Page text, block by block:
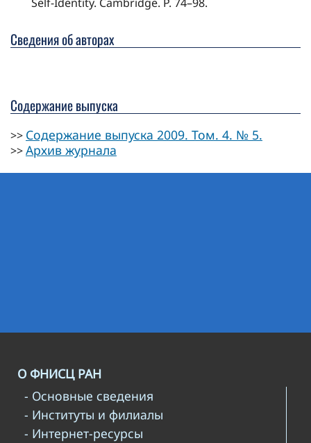
Сведения об авторах
Содержание выпуска
>> Содержание выпуска 2009. Том. 4. № 5.
>>Архив журнала
О ФНИСЦ РАН
- Основные сведения
- Институты и филиалы
- Интернет-ресурсы